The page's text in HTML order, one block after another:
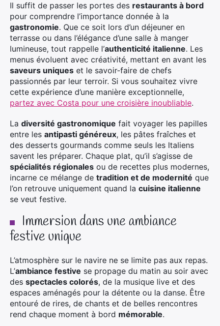
Il suffit de passer les portes des restaurants à bord
pour comprendre l’importance donnée à la
gastronomie. Que ce soit lors d’un déjeuner en
terrasse ou dans l’élégance d’une salle à manger
lumineuse, tout rappelle l’authenticité italienne. Les
menus évoluent avec créativité, mettant en avant les
saveurs uniques et le savoir-faire de chefs
passionnés par leur terroir. Si vous souhaitez vivre
cette expérience d’une manière exceptionnelle,
partez avec Costa pour une croisière inoubliable.
La diversité gastronomique fait voyager les papilles
entre les antipasti généreux, les pâtes fraîches et
des desserts gourmands comme seuls les Italiens
savent les préparer. Chaque plat, qu’il s’agisse de
spécialités régionales ou de recettes plus modernes,
incarne ce mélange de tradition et de modernité que
l’on retrouve uniquement quand la cuisine italienne
se veut festive.
Immersion dans une ambiance
festive unique
L’atmosphère sur le navire ne se limite pas aux repas.
L’ambiance festive se propage du matin au soir avec
des spectacles colorés, de la musique live et des
espaces aménagés pour la détente ou la danse. Être
entouré de rires, de chants et de belles rencontres
rend chaque moment à bord mémorable.